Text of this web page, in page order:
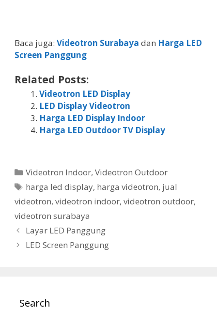
Baca juga: Videotron Surabaya dan Harga LED
Screen Panggung
Related Posts:
Videotron LED Display
LED Display Videotron
Harga LED Display Indoor
Harga LED Outdoor TV Display
Videotron Indoor,Videotron Outdoor
harga led display, harga videotron, jual
videotron, videotron indoor, videotron outdoor,
videotron surabaya
Layar LED Panggung
LED Screen Panggung
Search